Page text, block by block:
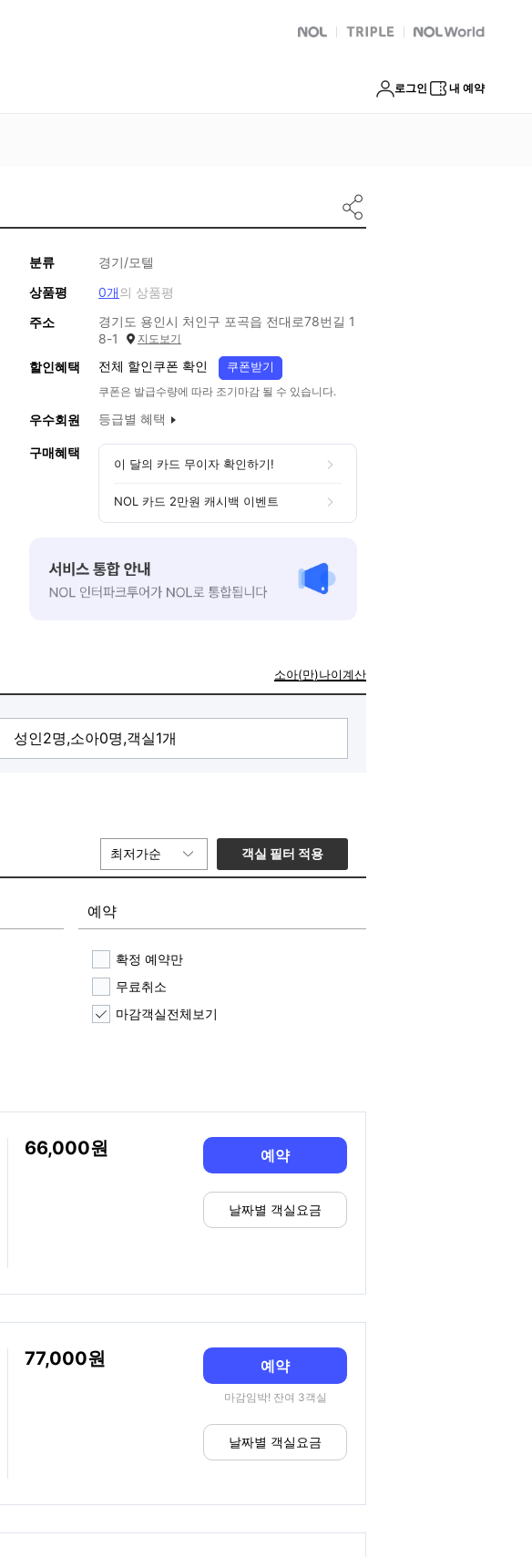
NOL 트리플 Global Interpark
로그인 내 예약
분류
경기/모텔
상품평
0개의 상품평
주소
경기도 용인시 처인구 포곡읍 전대로78번길 1
8-1
지도보기
할인혜택 전체 할인쿠폰 확인 쿠폰받기
쿠폰은 발급수량에 따라 조기마감 될 수 있습니다.
우수회원 등급별 혜택
구매혜택
이 달의 카드 무이자 확인하기!
NOL 카드 2만원 캐시백 이벤트
소아(만)나이계산
최저가순 객실 필터 적용
예약
확정 예약만
무료취소
마감객실전체보기
66,000 예약
날짜별 객실요금
77,000 예약
마감임박! 잔여 3객실
날짜별 객실요금